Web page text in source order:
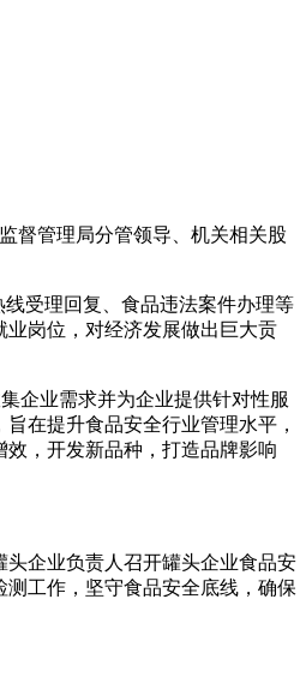
督管理局分管领导、机关相关股
受理回复、食品违法案件办理等
岗位，对经济发展做出巨大贡
企业需求并为企业提供针对性服
在提升食品安全行业管理水平，
，开发新品种，打造品牌影响
企业负责人召开罐头企业食品安
工作，坚守食品安全底线，确保